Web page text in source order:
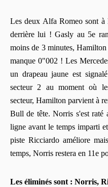
Les deux Alfa Romeo sont à
derrière lui ! Gasly au 5e
moins de 3 minutes,
manque 0"002 ! Les
un drapeau jaune est
secteur 2 au moment où
secteur, Hamilton parvient à
Bull de tête. Norris s'est raté
ligne avant le temps imparti
piste Ricciardo améliore
temps, Norris restera en 11e
Les éliminés sont : Norris,